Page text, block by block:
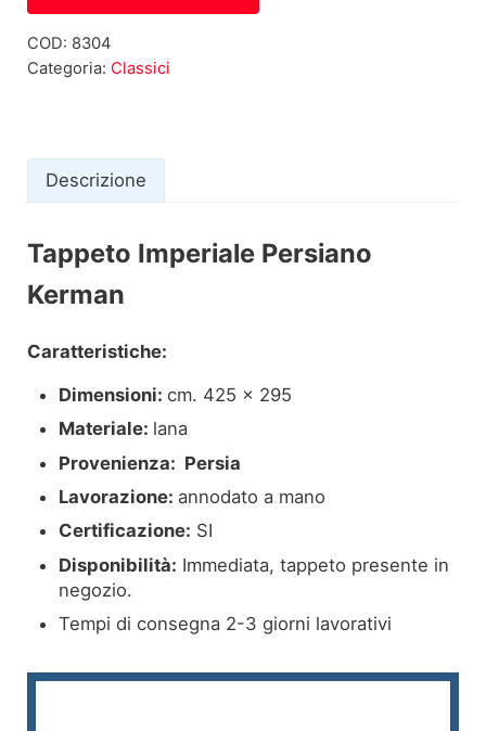
COD: 8304
Categoria: Classici
Descrizione
Descrizione
Tappeto Imperiale Persiano
Kerman
Caratteristiche:
Dimensioni:cm. 425 x 295
Materiale: lana
Provenienza: Persia
Lavorazione: annodato a mano
Certificazione: SI
Disponibilità: Immediata, tappeto presente in
negozio.
Tempi di consegna 2-3 giorni lavorativi